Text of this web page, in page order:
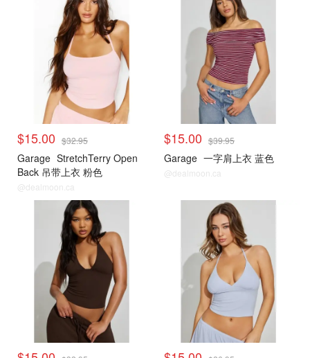
$15.00 $32.95
Garage StretchTerry Open
Back 吊带上衣 粉色
@dealmoon.ca
$15.00 $39.95
Garage 一字肩上衣 蓝色
@dealmoon.ca